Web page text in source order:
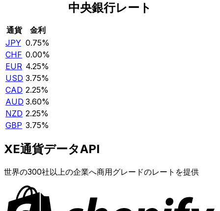
中央銀行レート
通貨
金利
JPY 0.75%
CHF 0.00%
EUR 4.25%
USD 3.75%
CAD 2.25%
AUD 3.60%
NZD 2.25%
GBP 3.75%
XE通貨データAPI
世界の300社以上の企業へ商用グレードのレートを提供